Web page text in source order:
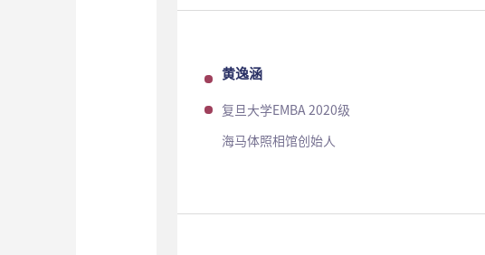
黄逸涵
复旦大学EMBA 2020级
海马体照相馆创始人